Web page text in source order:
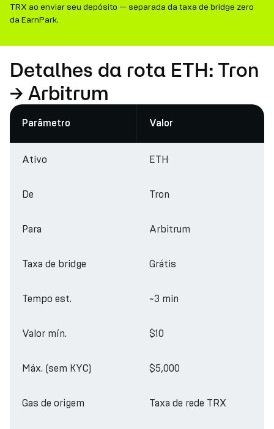
TRX ao enviar seu depósito — separada da taxa de bridge zero
da EarnPark.
Detalhes da rota ETH: Tron
→ Arbitrum
Parâmetro Valor
Ativo ETH
De Tron
Para Arbitrum
Taxa de bridge Grátis
Tempo est. ~3 min
Valor mín. $10
Máx. (sem KYC) $5,000
Gas de origem Taxa de rede TRX